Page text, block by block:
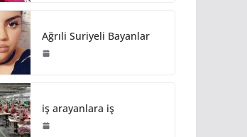
Ağrıli Suriyeli Bayanlar
iş arayanlara iş